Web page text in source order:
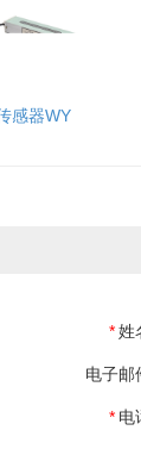
感器WY
*姓
电子邮
* 电